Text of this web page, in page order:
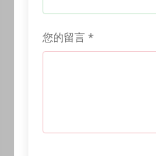
您的留言 *